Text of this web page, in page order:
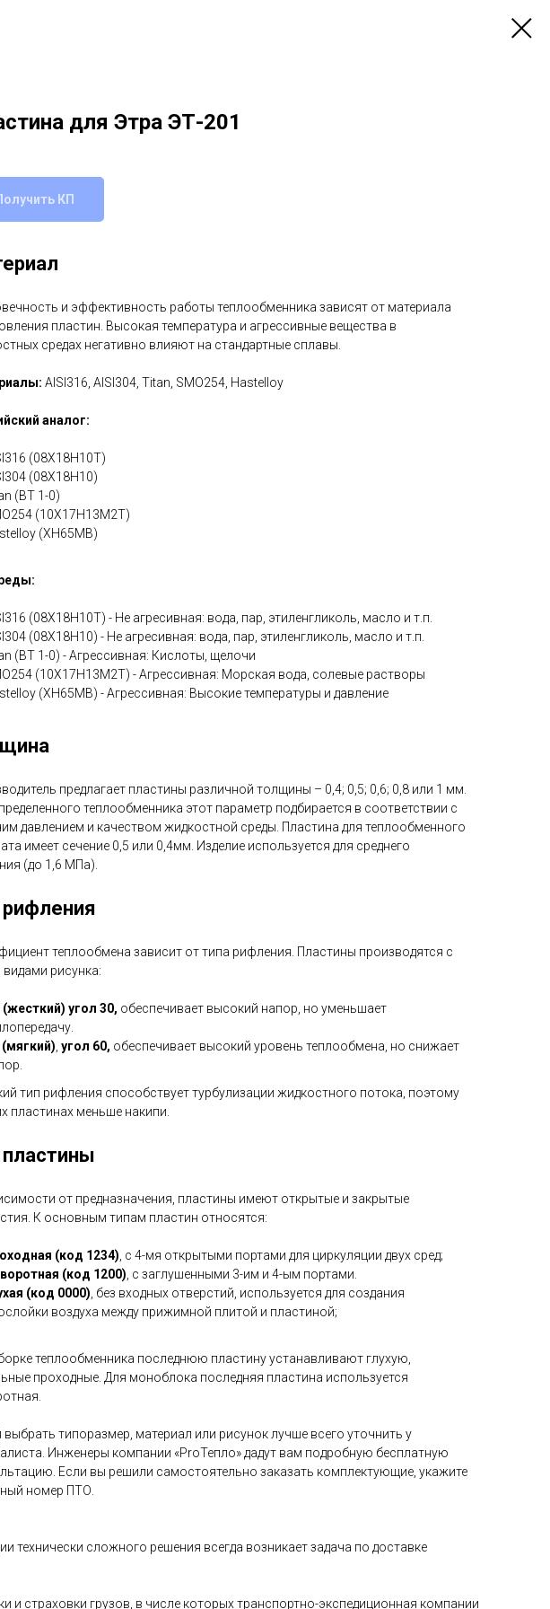
для Этра ЭТ-201
КП
и эффективность работы теплообменника зависят от материала
пластин. Высокая температура и агрессивные вещества в
средах негативно влияют на стандартные сплавы.
AISI316, AISI304, Titan, SMO254, Hastelloy
аналог:
(08Х18Н10Т)
(08Х18Н10)
(ВТ 1-0)
(10Х17Н13М2Т)
(ХН65МВ)
(08Х18Н10Т) - Не агресивная: вода, пар, этиленгликоль, масло и т.п.
(08Х18Н10) - Не агресивная: вода, пар, этиленгликоль, масло и т.п.
(ВТ 1-0) - Агрессивная: Кислоты, щелочи
(10Х17Н13М2Т) - Агрессивная: Морская вода, солевые растворы
(ХН65МВ) - Агрессивная: Высокие температуры и давление
предлагает пластины различной толщины – 0,4; 0,5; 0,6; 0,8 или 1 мм.
теплообменника этот параметр подбирается в соответствии с
давлением и качеством жидкостной среды. Пластина для теплообменного
имеет сечение 0,5 или 0,4мм. Изделие используется для среднего
(до 1,6 МПа).
рифления
теплообмена зависит от типа рифления. Пластины производятся с
видами рисунка:
угол 30, обеспечивает высокий напор, но уменьшает
(мягкий), угол 60, обеспечивает высокий уровень теплообмена, но снижает
тип рифления способствует турбулизации жидкостного потока, поэтому
пластинах меньше накипи.
от предназначения, пластины имеют открытые и закрытые
К основным типам пластин относятся:
(код 1234), с 4-мя открытыми портами для циркуляции двух сред;
(код 1200), с заглушенными 3-им и 4-ым портами.
(код 0000), без входных отверстий, используется для создания
воздуха между прижимной плитой и пластиной;
теплообменника последнюю пластину устанавливают глухую,
проходные. Для моноблока последняя пластина используется
выбрать типоразмер, материал или рисунок лучше всего уточнить у
Инженеры компании «ProТепло» дадут вам подробную бесплатную
Если вы решили самостоятельно заказать комплектующие, укажите
номер ПТО.
сложного решения всегда возникает задача по доставке
страховки грузов, в числе которых транспортно-экспедиционная компании